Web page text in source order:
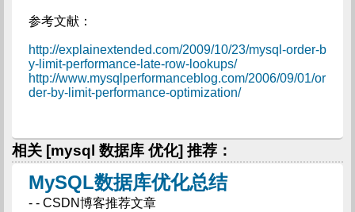
参考文献：
http://explainextended.com/2009/10/23/mysql-order-b
y-limit-performance-late-row-lookups/
http://www.mysqlperformanceblog.com/2006/09/01/or
der-by-limit-performance-optimization/
相关 [mysql 数据库 优化] 推荐：
MySQL数据库优化总结
- - CSDN博客推荐文章